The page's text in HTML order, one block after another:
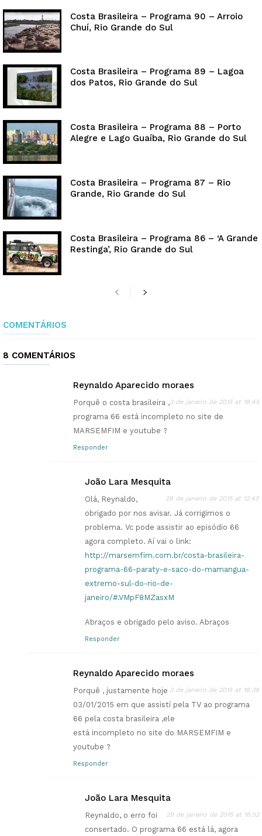
Costa Brasileira – Programa 90 – Arroio
Chuí, Rio Grande do Sul
Costa Brasileira – Programa 89 – Lagoa
dos Patos, Rio Grande do Sul
Costa Brasileira – Programa 88 – Porto
Alegre e Lago Guaíba, Rio Grande do Sul
Costa Brasileira – Programa 87 – Rio
Grande, Rio Grande do Sul
Costa Brasileira – Programa 86 – ‘A Grande
Restinga’, Rio Grande do Sul
COMENTÁRIOS
8 COMENTÁRIOS
Reynaldo Aparecido moraes
3 de janeiro de 2015 at 18:45
Porquê o costa brasileira ,
programa 66 está incompleto no site de
MARSEMFIM e youtube ?
Responder
João Lara Mesquita
29 de janeiro de 2015 at 12:40
Olá, Reynaldo,
obrigado por nos avisar. Já corrigimos o
problema. Vc pode assistir ao episódio 66
agora completo. Aí vai o link:
http://marsemfim.com.br/costa-brasileira-
programa-66-paraty-e-saco-do-mamangua-
extremo-sul-do-rio-de-
janeiro/#.VMpF8MZasxM
Abraços e obrigado pelo aviso. Abraços
Responder
Reynaldo Aparecido moraes
3 de janeiro de 2015 at 18:39
Porquê , justamente hoje
03/01/2015 em que assistí pela TV ao programa
66 pela costa brasileira ,ele
está incompleto no site do MARSEMFIM e
youtube ?
Responder
João Lara Mesquita
29 de janeiro de 2015 at 16:52
Reynaldo, o erro foi
consertado. O programa 66 está lá, agora